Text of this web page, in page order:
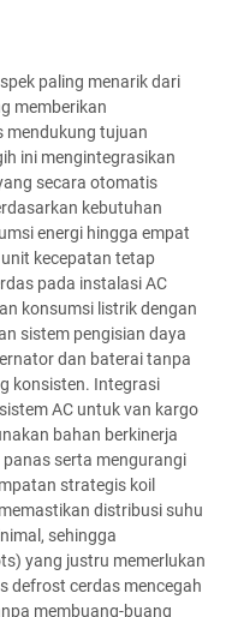
paling menarik dari
memberikan
mendukung tujuan
ini mengintegrasikan
secara otomatis
kebutuhan
energi hingga empat
kecepatan tetap
pada instalasi AC
konsumsi listrik dengan
sistem pengisian daya
dan baterai tanpa
konsisten. Integrasi
AC untuk van kargo
bahan berkinerja
serta mengurangi
strategis koil
distribusi suhu
sehingga
yang justru memerlukan
defrost cerdas mencegah
membuang-buang